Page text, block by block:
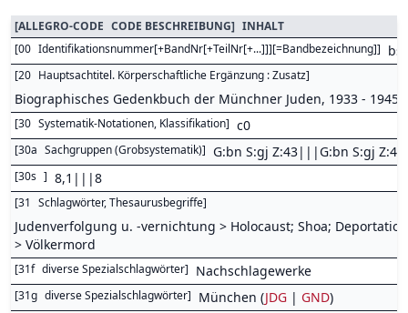
[ALLEGRO-CODE CODE BESCHREIBUNG] INHALT
[00 Identifikationsnummer[+BandNr[+TeilNr[+...]]][=Bandbezeichnung]]
[20 Hauptsachtitel. Körperschaftliche Ergänzung : Zusatz]
Biographisches Gedenkbuch der Münchner Juden, 1933 - 1945
[30 Systematik-Notationen, Klassifikation] c0
[30a Sachgruppen (Grobsystematik)] G:bn S:gj Z:43|||G:bn S:gj Z:44
[30s ] 8,1|||8
[31 Schlagwörter, Thesaurusbegriffe]
Judenverfolgung u. -vernichtung > Holocaust; Shoa;
> Völkermord
[31f diverse Spezialschlagwörter] Nachschlagewerke
[31g diverse Spezialschlagwörter] München (JDG | GND)